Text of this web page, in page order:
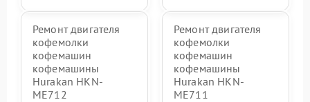
Ремонт двигателя
кофемолки
кофемашин
кофемашины
Hurakan HKN-
ME712
Ремонт двигателя
кофемолки
кофемашин
кофемашины
Hurakan HKN-
ME711